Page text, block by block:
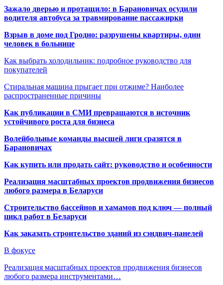
Зажало дверью и протащило: в Барановичах осудили
водителя автобуса за травмирование пассажирки
Взрыв в доме под Гродно: разрушены квартиры, один
человек в больнице
Как выбрать холодильник: подробное руководство для
покупателей
Стиральная машина прыгает при отжиме? Наиболее
распространенные причины
Как публикации в СМИ превращаются в источник
устойчивого роста для бизнеса
Волейбольные команды высшей лиги сразятся в
Барановичах
Как купить или продать сайт: руководство и особенности
Реализация масштабных проектов продвижения бизнесов
любого размера в Беларуси
Строительство бассейнов и хамамов под ключ — полный
цикл работ в Беларуси
Как заказать строительство зданий из сэндвич-панелей
В фокусе
Реализация масштабных проектов продвижения бизнесов
любого размера инструментами…